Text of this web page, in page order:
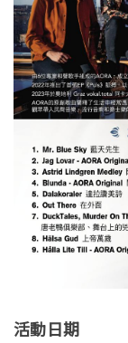
活動日期